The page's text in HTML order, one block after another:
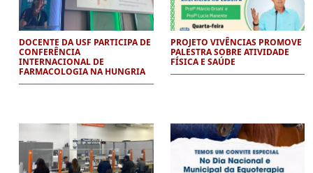
DOCENTE DA USF PARTICIPA DE
CONFERÊNCIA
INTERNACIONAL DE
FARMACOLOGIA NA HUNGRIA
PROJETO VIVÊNCIAS PROMOVE
PALESTRA SOBRE ATIVIDADE
FÍSICA E SAÚDE